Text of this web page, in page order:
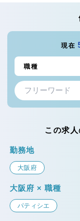
現在
この求
勤務地
大阪府
大阪府 × 職種
パティシエ